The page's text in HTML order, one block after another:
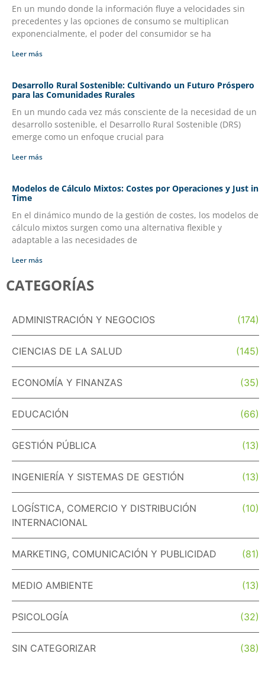
En un mundo donde la información fluye a velocidades sin
precedentes y las opciones de consumo se multiplican
exponencialmente, el poder del consumidor se ha
Leer más
Desarrollo Rural Sostenible: Cultivando un Futuro Próspero
para las Comunidades Rurales
En un mundo cada vez más consciente de la necesidad de un
desarrollo sostenible, el Desarrollo Rural Sostenible (DRS)
emerge como un enfoque crucial para
Leer más
Modelos de Cálculo Mixtos: Costes por Operaciones y Just in
Time
En el dinámico mundo de la gestión de costes, los modelos de
cálculo mixtos surgen como una alternativa flexible y
adaptable a las necesidades de
Leer más
CATEGORÍAS
ADMINISTRACIÓN Y NEGOCIOS (174)
CIENCIAS DE LA SALUD (145)
ECONOMÍA Y FINANZAS (35)
EDUCACIÓN (66)
GESTIÓN PÚBLICA (13)
INGENIERÍA Y SISTEMAS DE GESTIÓN (13)
LOGÍSTICA, COMERCIO Y DISTRIBUCIÓN
INTERNACIONAL
(10)
MARKETING, COMUNICACIÓN Y PUBLICIDAD (81)
MEDIO AMBIENTE (13)
PSICOLOGÍA (32)
SIN CATEGORIZAR (38)